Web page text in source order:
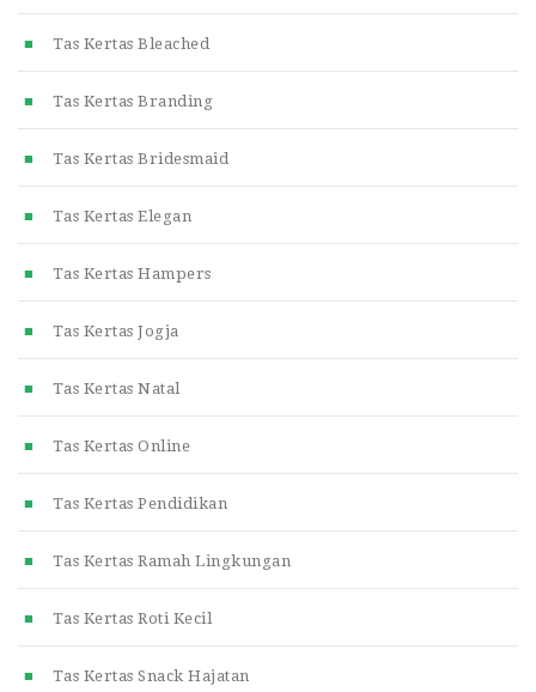
Tas Kertas Bleached
Tas Kertas Branding
Tas Kertas Bridesmaid
Tas Kertas Elegan
Tas Kertas Hampers
Tas Kertas Jogja
Tas Kertas Natal
Tas Kertas Online
Tas Kertas Pendidikan
Tas Kertas Ramah Lingkungan
Tas Kertas Roti Kecil
Tas Kertas Snack Hajatan